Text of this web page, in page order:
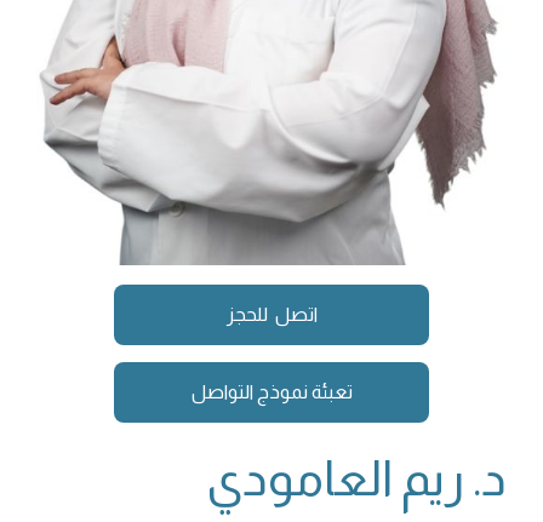
اتصل للحجز
تعبئة نموذج التواصل
د. ريم العامودي